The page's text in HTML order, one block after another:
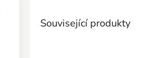
Související produkty